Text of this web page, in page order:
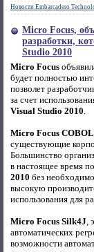
Новости Embarcadero
Micro Focus,
разработки,
Studio 2010
Micro Focus
будет полностью
позволет
за счет
Visual Studio 2010.
Micro Focus COBOL
существующие
Большинство
в настоящее время
2010 без
высокую
использования для
Micro Focus Silk4J,
автоматических
возможности